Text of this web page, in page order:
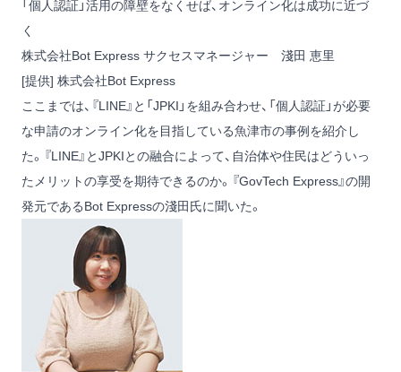
「個人認証」活用の障壁をなくせば、オンライン化は成功に近づ
く
株式会社Bot Express サクセスマネージャー 淺田 恵里
[提供] 株式会社Bot Express
ここまでは、『LINE』と「JPKI」を組み合わせ、「個人認証」が必要
な申請のオンライン化を目指している魚津市の事例を紹介し
た。『LINE』とJPKIとの融合によって、自治体や住民はどういっ
たメリットの享受を期待できるのか。『GovTech Express』の開
発元であるBot Expressの淺田氏に聞いた。